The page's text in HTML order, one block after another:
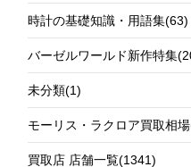
時計の基礎知識・用語集(63)
バーゼルワールド新作特集
未分類(1)
モーリス・ラクロア買取相場
買取店 店舗一覧(1341)